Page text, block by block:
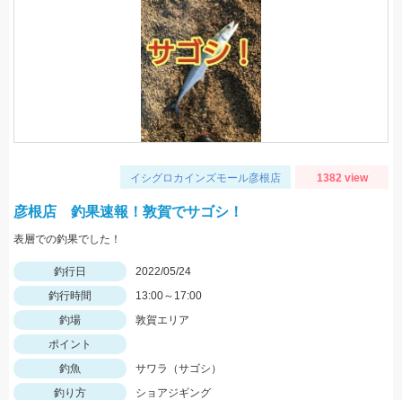
イシグロカインズモール彦根店 1382 view
彦根店 釣果速報！敦賀でサゴシ！
表層での釣果でした！
釣行日
2022/05/24
釣行時間
13:00～17:00
釣場
敦賀エリア
ポイント
釣魚
サワラ（サゴシ）
釣り方
ショアジギング